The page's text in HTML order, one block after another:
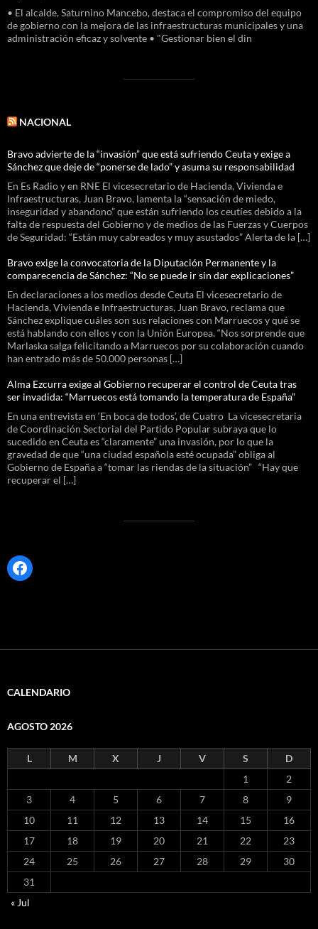
• El alcalde, Saturnino Mancebo, destaca el compromiso del equipo
de gobierno con la mejora de las infraestructuras municipales y una
administración eficaz y solvente • "Gestionar bien el din
NACIONAL
Bravo advierte de la “invasión” que está sufriendo Ceuta y exige a
Sánchez que deje de “ponerse de lado” y asuma su responsabilidad
En Es Radio y en RNE El vicesecretario de Hacienda, Vivienda e
Infraestructuras, Juan Bravo, lamenta la “sensación de miedo,
inseguridad y abandono” que están sufriendo los ceutíes debido a la
falta de respuesta del Gobierno y de medios de las Fuerzas y Cuerpos
de Seguridad: “Están muy cabreados y muy asustados” Alerta de la […]
Bravo exige la convocatoria de la Diputación Permanente y la
comparecencia de Sánchez: “No se puede ir sin dar explicaciones”
En declaraciones a los medios desde Ceuta El vicesecretario de
Hacienda, Vivienda e Infraestructuras, Juan Bravo, reclama que
Sánchez explique cuáles son sus relaciones con Marruecos y qué se
está hablando con ellos y con la Unión Europea. “Nos sorprende que
Marlaska salga felicitando a Marruecos por su colaboración cuando
han entrado más de 50.000 personas […]
Alma Ezcurra exige al Gobierno recuperar el control de Ceuta tras
ser invadida: “Marruecos está tomando la temperatura de España”
En una entrevista en ‘En boca de todos’, de Cuatro La vicesecretaria
de Coordinación Sectorial del Partido Popular subraya que lo
sucedido en Ceuta es “claramente” una invasión, por lo que la
gravedad de que “una ciudad española esté ocupada” obliga al
Gobierno de España a “tomar las riendas de la situación” “Hay que
recuperar el […]
Facebook
CALENDARIO
AGOSTO 2026
L M X J V S
D
1
2
3
4 5 6 7 8
9
10
11 12 13 14 15
16
17
18 19 20 21 22
23
24
25 26 27 28 29
30
31
« Jul